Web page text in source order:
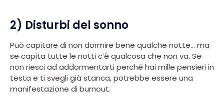
2) Disturbi del sonno
Può capitare di non dormire bene qualche notte… ma
se capita tutte le notti c’è qualcosa che non va. Se
non riesci ad addormentarti perché hai mille pensieri in
testa e ti svegli già stanca, potrebbe essere una
manifestazione di burnout.